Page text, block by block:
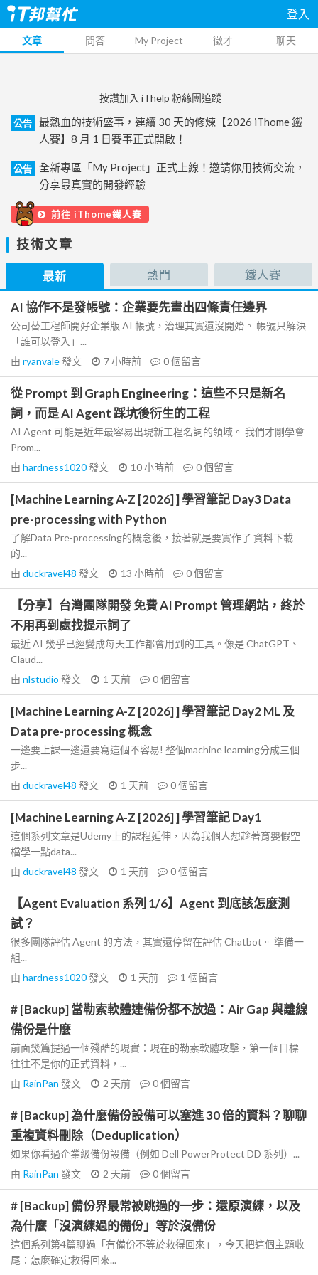
登入
文章 問答 My Project 徵才 聊天
按讚加入 iThelp 粉絲團追蹤
公告
最熱血的技術盛事，連續 30 天的修煉【2026 iThome 鐵
人賽】8 月 1 日賽事正式開啟！
公告
全新專區「My Project」正式上線！邀請你用技術交流，
分享最真實的開發經驗
前往 iThome鐵人賽
技術文章
最新 熱門 鐵人賽
AI 協作不是發帳號：企業要先畫出四條責任邊界
公司替工程師開好企業版 AI 帳號，治理其實還沒開始。 帳號只解決
「誰可以登入」...
由 ryanvale發文 7 小時前 0個留言
從 Prompt 到 Graph Engineering：這些不只是新名
詞，而是 AI Agent 踩坑後衍生的工程
AI Agent 可能是近年最容易出現新工程名詞的領域。 我們才剛學會
Prom...
由 hardness1020發文 10 小時前 0個留言
[Machine Learning A-Z [2026] ] 學習筆記 Day3 Data
pre-processing with Python
了解Data Pre-processing的概念後，接著就是要實作了 資料下載
的...
由 duckravel48 發文 13 小時前 0個留言
【分享】台灣團隊開發 免費 AI Prompt 管理網站，終於
不用再到處找提示詞了
最近 AI 幾乎已經變成每天工作都會用到的工具。像是 ChatGPT、
Claud...
由 nlstudio 發文 1 天前 0個留言
[Machine Learning A-Z [2026] ] 學習筆記 Day2 ML 及
Data pre-processing 概念
一邊要上課一邊還要寫這個不容易! 整個machine learning分成三個
步...
由 duckravel48 發文 1 天前 0個留言
[Machine Learning A-Z [2026] ] 學習筆記 Day1
這個系列文章是Udemy上的課程延伸，因為我個人想趁著育嬰假空
檔學一點data...
由 duckravel48 發文 1 天前 0個留言
【Agent Evaluation 系列 1/6】Agent 到底該怎麼測
試？
很多團隊評估 Agent 的方法，其實還停留在評估 Chatbot。 準備一
組...
由 hardness1020發文 1 天前 1 個留言
# [Backup] 當勒索軟體連備份都不放過：Air Gap 與離線
備份是什麼
前面幾篇提過一個殘酷的現實：現在的勒索軟體攻擊，第一個目標
往往不是你的正式資料，...
由 RainPan 發文 2 天前 0個留言
# [Backup] 為什麼備份設備可以塞進 30 倍的資料？聊聊
重複資料刪除（Deduplication）
如果你看過企業級備份設備（例如 Dell PowerProtect DD 系列）...
由 RainPan 發文 2 天前 0個留言
# [Backup] 備份界最常被跳過的一步：還原演練，以及
為什麼「沒演練過的備份」等於沒備份
這個系列第4篇聊過「有備份不等於救得回來」，今天把這個主題收
尾：怎麼確定救得回來...